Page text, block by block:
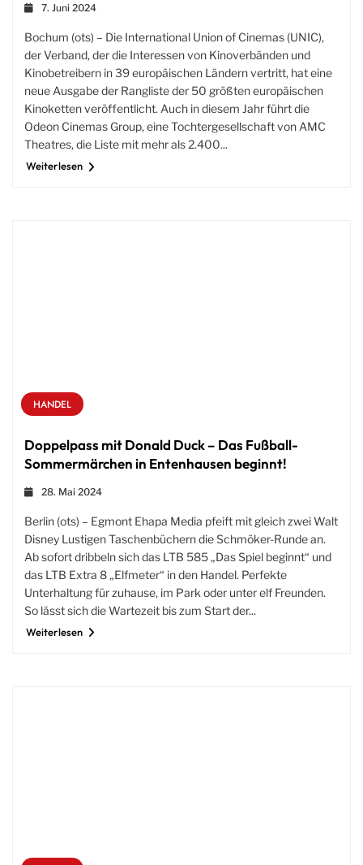
7. Juni 2024
Bochum (ots) – Die International Union of Cinemas (UNIC),
der Verband, der die Interessen von Kinoverbänden und
Kinobetreibern in 39 europäischen Ländern vertritt, hat eine
neue Ausgabe der Rangliste der 50 größten europäischen
Kinoketten veröffentlicht. Auch in diesem Jahr führt die
Odeon Cinemas Group, eine Tochtergesellschaft von AMC
Theatres, die Liste mit mehr als 2.400...
Weiterlesen
HANDEL
Doppelpass mit Donald Duck – Das Fußball-
Sommermärchen in Entenhausen beginnt!
28. Mai 2024
Berlin (ots) – Egmont Ehapa Media pfeift mit gleich zwei Walt
Disney Lustigen Taschenbüchern die Schmöker-Runde an.
Ab sofort dribbeln sich das LTB 585 „Das Spiel beginnt“ und
das LTB Extra 8 „Elfmeter“ in den Handel. Perfekte
Unterhaltung für zuhause, im Park oder unter elf Freunden.
So lässt sich die Wartezeit bis zum Start der...
Weiterlesen